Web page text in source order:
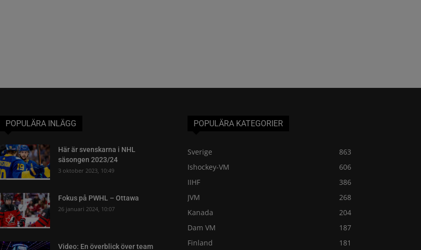
POPULÄRA INLÄGG
Här är svenskarna i NHL
säsongen 2023/24
3 oktober 2023, 10:49
Fokus på PWHL – Ottawa
26 januari 2024, 10:07
Video: En överblick över team
POPULÄRA KATEGORIER
Sverige
863
Ishockey-VM
606
IIHF
386
JVM
268
Kanada
204
Dam VM
187
Finland
181